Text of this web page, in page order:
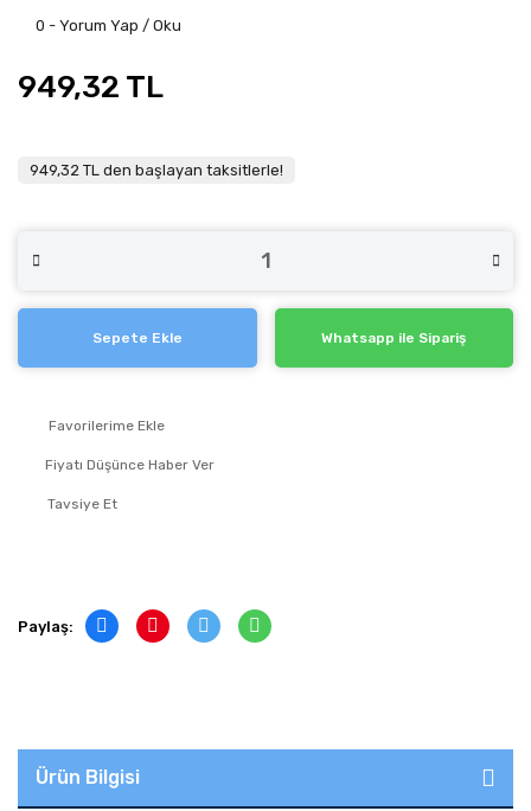
0 - Yorum Yap / Oku
949,32 TL
949,32 TL den başlayan taksitlerle!
Sepete Ekle Whatsapp ile Sipariş
Fiyatı Düşünce Haber Ver
Tavsiye Et
Paylaş:
Ürün Bilgisi